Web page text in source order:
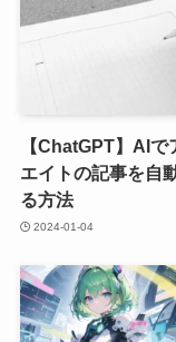
【ChatGPT】AIで
エイトの記事を自
る方法
2024-01-04